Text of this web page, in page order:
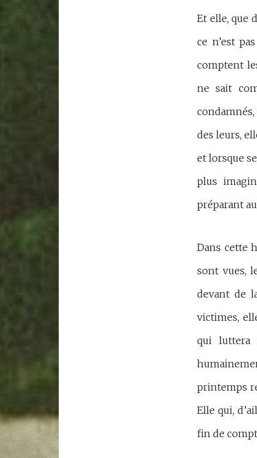
Et elle, que
ce n’est
comptent
ne sait
des leurs,
et lorsque
plus
préparant
Dans cette
sont vues,
devant de
victimes,
qui luttera
printemps
Elle qui,
fin de